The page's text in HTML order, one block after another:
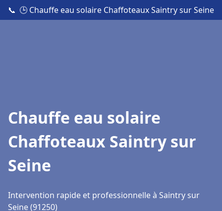
📞 🕒 Chauffe eau solaire Chaffoteaux Saintry sur Seine
Chauffe eau solaire
Chaffoteaux Saintry sur
Seine
Intervention rapide et professionnelle à Saintry sur
Seine (91250)